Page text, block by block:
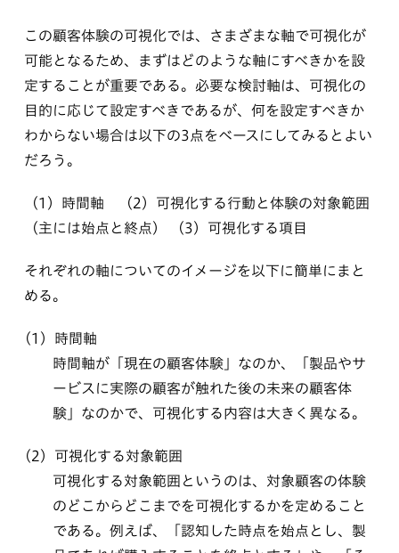
この顧客体験の可視化では、さまざまな軸で可視化が
可能となるため、まずはどのような軸にすべきかを設
定することが重要である。必要な検討軸は、可視化の
目的に応じて設定すべきであるが、何を設定すべきか
わからない場合は以下の3点をベースにしてみるとよい
だろう。
（1）時間軸 （2）可視化する行動と体験の対象範囲
（主には始点と終点） （3）可視化する項目
それぞれの軸についてのイメージを以下に簡単にまと
める。
（1）
時間軸
時間軸が「現在の顧客体験」なのか、「製品やサ
ービスに実際の顧客が触れた後の未来の顧客体
験」なのかで、可視化する内容は大きく異なる。
（2） 可視化する対象範囲
可視化する対象範囲というのは、対象顧客の体験
のどこからどこまでを可視化するかを定めること
である。例えば、「認知した時点を始点とし、製